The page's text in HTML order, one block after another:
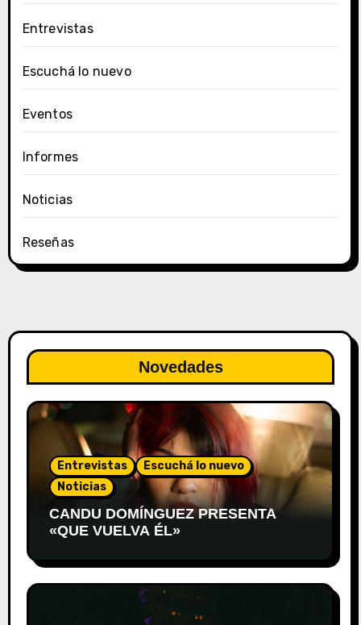
Entrevistas
Escuchá lo nuevo
Eventos
Informes
Noticias
Reseñas
Novedades
Entrevistas
Escuchá lo nuevo
Noticias
CANDU DOMÍNGUEZ PRESENTA
«QUE VUELVA ÉL»